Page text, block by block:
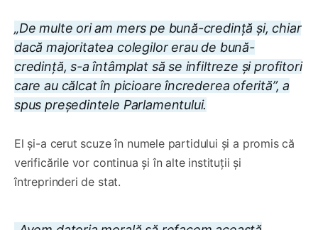
„De multe ori am mers pe bună-credință și, chiar
dacă majoritatea colegilor erau de bună-
credință, s-a întâmplat să se infiltreze și profitori
care au călcat în picioare încrederea oferită”, a
spus președintele Parlamentului.
El și-a cerut scuze în numele partidului și a promis că
verificările vor continua și în alte instituții și
întreprinderi de stat.